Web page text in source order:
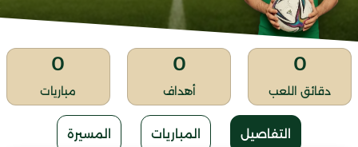
0
دقائق اللعب
0
أهداف
0
مباريات
التفاصيل المباريات المسيرة